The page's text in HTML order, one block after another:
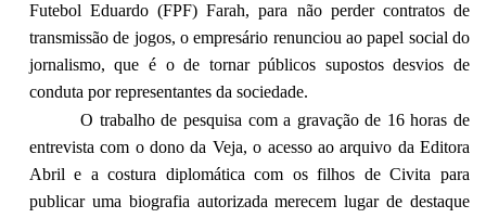
Futebol Eduardo (FPF) Farah, para não perder contratos de
transmissão de jogos, o empresário renunciou ao papel social do
jornalismo, que é o de tornar públicos supostos desvios de
conduta por representantes da sociedade.
O trabalho de pesquisa com a gravação de 16 horas de
entrevista com o dono da Veja, o acesso ao arquivo da Editora
Abril e a costura diplomática com os filhos de Civita para
publicar uma biografia autorizada merecem lugar de destaque